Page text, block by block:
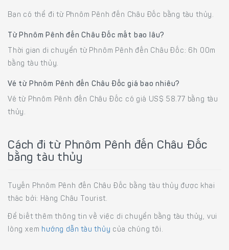
Bạn có thể đi từ Phnôm Pênh đến Châu Đốc bằng tàu thủy.
Từ Phnôm Pênh đến Châu Đốc mất bao lâu?
Thời gian di chuyển từ Phnôm Pênh đến Châu Đốc: 6h 00m
bằng tàu thủy.
Vé từ Phnôm Pênh đến Châu Đốc giá bao nhiêu?
Vé từ Phnôm Pênh đến Châu Đốc có giá US$ 58.77 bằng tàu
thủy.
Cách đi từ Phnôm Pênh đến Châu Đốc
bằng tàu thủy
Tuyến Phnôm Pênh đến Châu Đốc bằng tàu thủy được khai
thác bởi: Hàng Châu Tourist.
Để biết thêm thông tin về việc di chuyển bằng tàu thủy, vui
lòng xem hướng dẫn tàu thủy của chúng tôi.